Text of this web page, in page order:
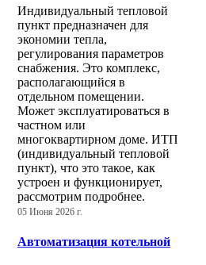
Индивидуальный тепловой
пункт предназначен для
экономии тепла,
регулирования параметров
снабжения. Это комплекс,
располагающийся в
отдельном помещении.
Может эксплуатироваться в
частном или
многоквартирном доме. ИТП
(индивидуальный тепловой
пункт), что это такое, как
устроен и функционирует,
рассмотрим подробнее.
05 Июня 2026 г.
Автоматизация котельной